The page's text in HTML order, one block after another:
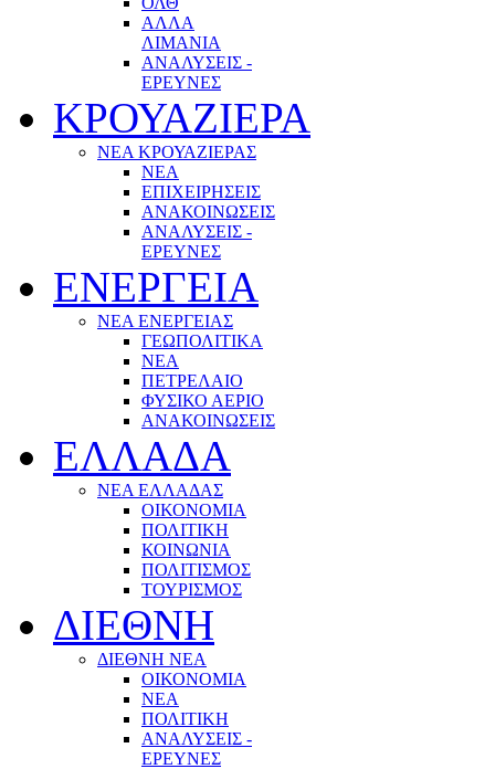
ΑΛΛΑ
ΛΙΜΑΝΙΑ
ΑΝΑΛΥΣΕΙΣ -
ΕΡΕΥΝΕΣ
ΚΡΟΥΑΖΙΕΡΑ
ΝΕΑ ΚΡΟΥΑΖΙΕΡΑΣ
NEA
ΕΠΙΧΕΙΡΗΣΕΙΣ
ΑΝΑΚΟΙΝΩΣΕΙΣ
ΑΝΑΛΥΣΕΙΣ -
ΕΡΕΥΝΕΣ
ΕΝΕΡΓΕΙΑ
ΝΕΑ ΕΝΕΡΓΕΙΑΣ
ΓΕΩΠΟΛΙΤΙΚΑ
ΝΕΑ
ΠΕΤΡΕΛΑΙΟ
ΦΥΣΙΚΟ ΑΕΡΙΟ
ΑΝΑΚΟΙΝΩΣΕΙΣ
ΕΛΛΑΔΑ
ΝΕΑ ΕΛΛΑΔΑΣ
ΟΙΚΟΝΟΜΙΑ
ΠΟΛΙΤΙΚΗ
ΚΟΙΝΩΝΙΑ
ΠΟΛΙΤΙΣΜΟΣ
ΤΟΥΡΙΣΜΟΣ
ΔΙΕΘΝΗ
ΔΙΕΘΝΗ ΝΕΑ
ΟΙΚΟΝΟΜΙΑ
ΝΕΑ
ΠΟΛΙΤΙΚΗ
ΑΝΑΛΥΣΕΙΣ -
ΕΡΕΥΝΕΣ